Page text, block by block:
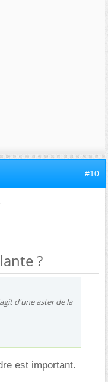
#10
?
d'une aster de la
est important.